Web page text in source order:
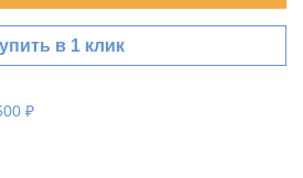
в 1 клик
₽